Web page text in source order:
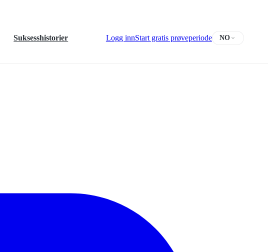
Suksesshistorier Logg innStart gratis prøveperiode NO